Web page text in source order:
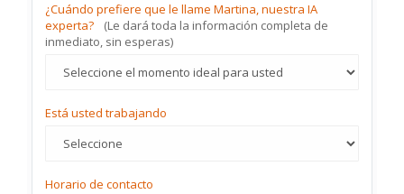
¿Cuándo prefiere que le llame Martina, nuestra IA
experta?
(Le dará toda la información completa de
inmediato, sin esperas)
Está usted trabajando
Horario de contacto